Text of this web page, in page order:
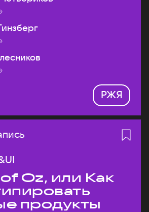
РЖЯ
Oz, или Как
продукты